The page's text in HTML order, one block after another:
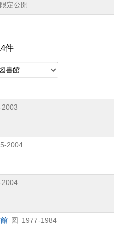
限定公開
件
書館
2004
2004
図
1977-1984